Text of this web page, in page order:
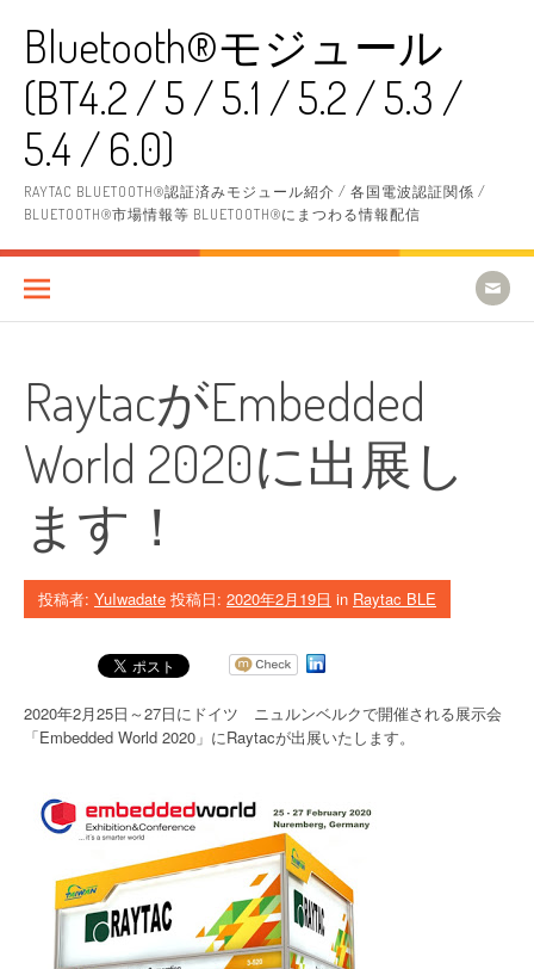
Bluetooth®モジュール
(BT4.2 / 5 / 5.1 / 5.2 / 5.3 /
5.4 / 6.0)
RAYTAC BLUETOOTH®認証済みモジュール紹介 / 各国電波認証関係 /
BLUETOOTH®市場情報等 BLUETOOTH®にまつわる情報配信
RaytacがEmbedded
World 2020に出展し
ます！
投稿者: YuIwadate 投稿日: 2020年2月19日 in Raytac BLE
2020年2月25日～27日にドイツ ニュルンベルクで開催される展示会
「Embedded World 2020」にRaytacが出展いたします。